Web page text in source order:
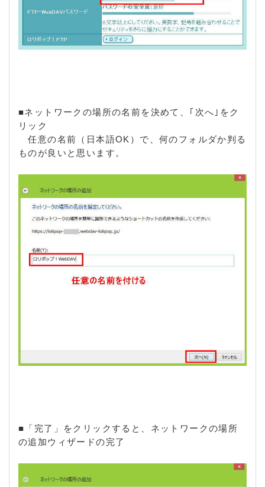
■ネットワークの場所の名前を決めて、｢次へ｣をク
リック
任意の名前（日本語OK）で、何のフォルダか判る
ものが良いと思います。
■「完了」をクリックすると、ネットワークの場所
の追加ウィザードの完了